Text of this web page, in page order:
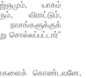
யாகம்
விராட்டும்,
சொல்லப்பட்டார்"
கொண்டவனே,